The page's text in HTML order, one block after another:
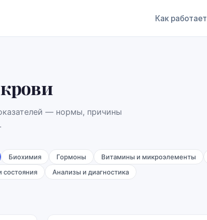
Как работает
— нормы, причины
Биохимия Гормоны Витамины и микроэлементы
состояния Анализы и диагностика